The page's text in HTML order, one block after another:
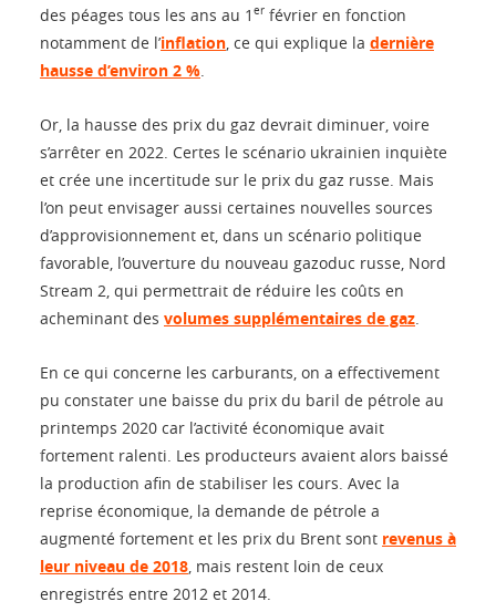
des péages tous les ans au 1 er février en fonction
notamment de l’inflation, ce qui explique la dernière
hausse d’environ 2 %.
Or, la hausse des prix du gaz devrait diminuer, voire
s’arrêter en 2022. Certes le scénario ukrainien inquiète
et crée une incertitude sur le prix du gaz russe. Mais
l’on peut envisager aussi certaines nouvelles sources
d’approvisionnement et, dans un scénario politique
favorable, l’ouverture du nouveau gazoduc russe, Nord
Stream 2, qui permettrait de réduire les coûts en
acheminant des volumes supplémentaires de gaz.
En ce qui concerne les carburants, on a effectivement
pu constater une baisse du prix du baril de pétrole au
printemps 2020 car l’activité économique avait
fortement ralenti. Les producteurs avaient alors baissé
la production afin de stabiliser les cours. Avec la
reprise économique, la demande de pétrole a
augmenté fortement et les prix du Brent sont revenus à
leur niveau de 2018, mais restent loin de ceux
enregistrés entre 2012 et 2014.